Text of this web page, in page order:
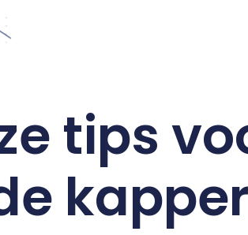
tips